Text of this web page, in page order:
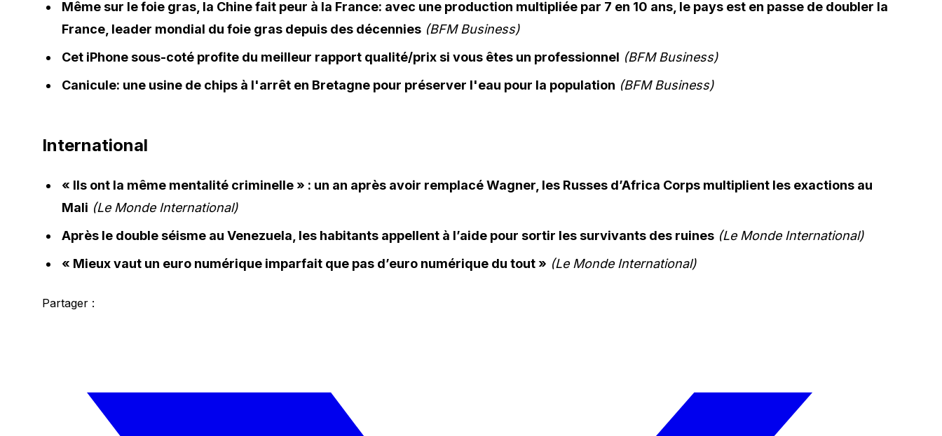
Même sur le foie gras, la Chine fait peur à la France: avec une production multipliée par 7 en 10 ans, le pays est en passe de doubler la
France, leader mondial du foie gras depuis des décennies (BFM Business)
Cet iPhone sous-coté profite du meilleur rapport qualité/prix si vous êtes un professionnel (BFM Business)
Canicule: une usine de chips à l'arrêt en Bretagne pour préserver l'eau pour la population (BFM Business)
International
« Ils ont la même mentalité criminelle » : un an après avoir remplacé Wagner, les Russes d’Africa Corps multiplient les exactions au
Mali (Le Monde International)
Après le double séisme au Venezuela, les habitants appellent à l’aide pour sortir les survivants des ruines (Le Monde International)
« Mieux vaut un euro numérique imparfait que pas d’euro numérique du tout » (Le Monde International)
Partager :